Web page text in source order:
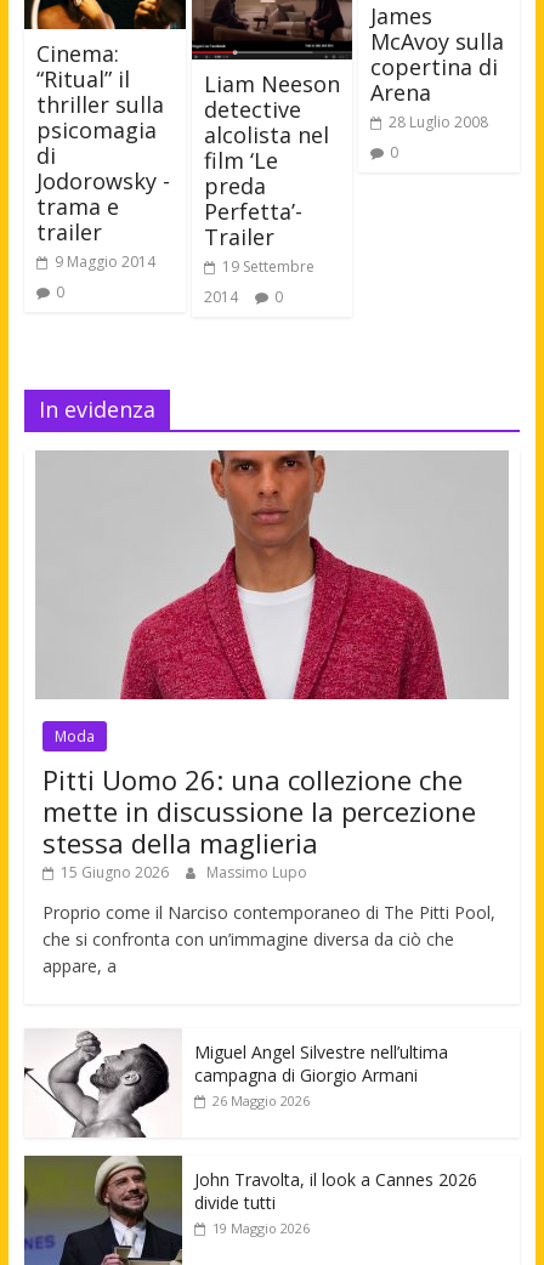
Cinema:
“Ritual” il
thriller sulla
psicomagia
di
Jodorowsky -
trama e
trailer
9 Maggio 2014
0
Liam Neeson
detective
alcolista nel
film ‘Le
preda
Perfetta’-
Trailer
19 Settembre
2014
0
James
McAvoy sulla
copertina di
Arena
28 Luglio 2008
0
In evidenza
Moda
Pitti Uomo 26: una collezione che
mette in discussione la percezione
stessa della maglieria
15 Giugno 2026 Massimo Lupo
Proprio come il Narciso contemporaneo di The Pitti Pool,
che si confronta con un’immagine diversa da ciò che
appare, a
Miguel Angel Silvestre nell’ultima
campagna di Giorgio Armani
26 Maggio 2026
John Travolta, il look a Cannes 2026
divide tutti
19 Maggio 2026